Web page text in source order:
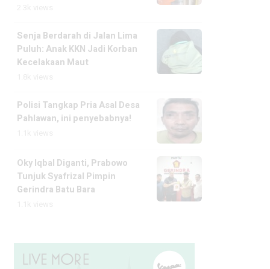
Senja Berdarah di Jalan Lima
Puluh: Anak KKN Jadi Korban
Kecelakaan Maut
Polisi Tangkap Pria Asal Desa
Pahlawan, ini penyebabnya!
Oky Iqbal Diganti, Prabowo
Tunjuk Syafrizal Pimpin
Gerindra Batu Bara